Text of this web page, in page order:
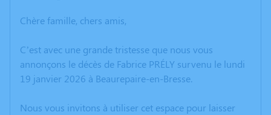
Chère famille, chers amis,
C’est avec une grande tristesse que nous vous
annonçons le décès de Fabrice PRÉLY survenu le lundi
19 janvier 2026 à Beaurepaire-en-Bresse.
Nous vous invitons à utiliser cet espace pour laisser